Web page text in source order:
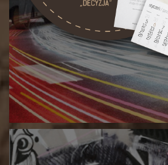
Etiuda taneczna: „The Break” [video]